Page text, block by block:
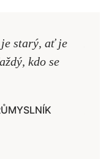
je starý, ať je
kdo se